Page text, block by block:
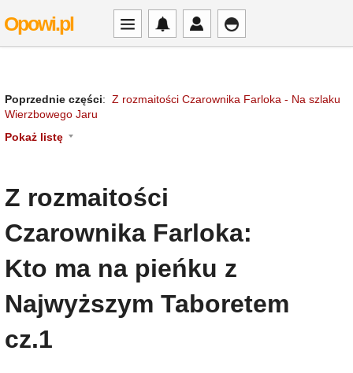
Opowi.pl
Poprzednie części: Z rozmaitości Czarownika Farloka - Na szlaku
Wierzbowego Jaru
Pokaż listę
Z rozmaitości
Czarownika Farloka:
Kto ma na pieńku z
Najwyższym Taboretem
cz.1